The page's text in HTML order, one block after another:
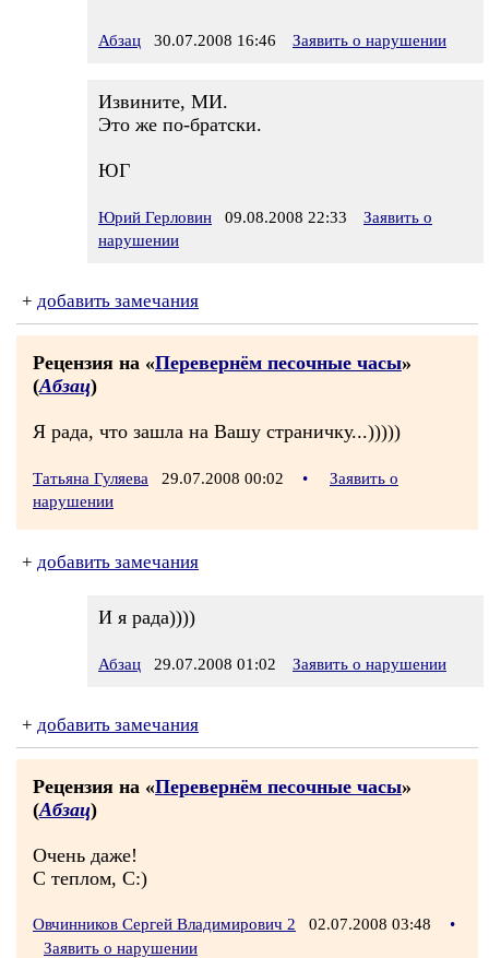
Абзац 30.07.2008 16:46 Заявить о нарушении
Извините, МИ.
Это же по-братски.
ЮГ
Юрий Герловин 09.08.2008 22:33
Заявить о
нарушении
+ добавить замечания
Рецензия на «Перевернём песочные часы»
(Абзац)
Я рада, что зашла на Вашу страничку...)))))
Татьяна Гуляева 29.07.2008 00:02 •
Заявить о
нарушении
+ добавить замечания
И я рада))))
Абзац 29.07.2008 01:02 Заявить о нарушении
+ добавить замечания
Рецензия на «Перевернём песочные часы»
(Абзац)
Очень даже!
С теплом, С:)
Овчинников Сергей Владимирович 2 02.07.2008 03:48
•
Заявить о нарушении